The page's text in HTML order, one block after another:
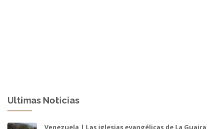
Ultimas Noticias
Venezuela | Las iglesias evangélicas de La Guaira